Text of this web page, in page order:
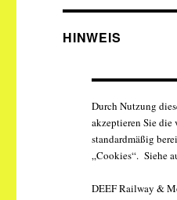
HINWEIS
Durch Nutzung
akzeptieren Sie die
standardmäßig
„Cookies“. Siehe
DEEF Railway &